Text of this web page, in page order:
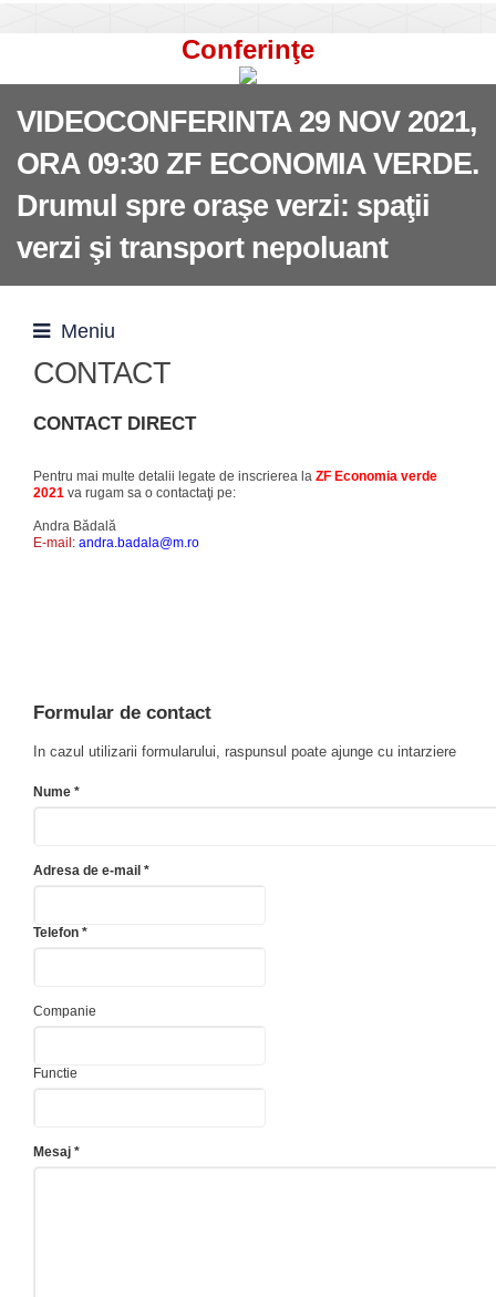
Conferinţe
VIDEOCONFERINTA 29 NOV 2021,
ORA 09:30 ZF ECONOMIA VERDE.
Drumul spre oraşe verzi: spaţii
verzi şi transport nepoluant
Meniu
CONTACT
CONTACT DIRECT
Pentru mai multe detalii legate de inscrierea la ZF Economia verde
2021 va rugam sa o contactaţi pe:
Andra Bădală
E-mail: andra.badala@m.ro
Formular de contact
In cazul utilizarii formularului, raspunsul poate ajunge cu intarziere
Nume *
Adresa de e-mail *
Telefon *
Companie
Functie
Mesaj *